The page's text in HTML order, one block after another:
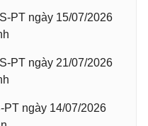
PT ngày 15/07/2026
PT ngày 21/07/2026
PT ngày 14/07/2026